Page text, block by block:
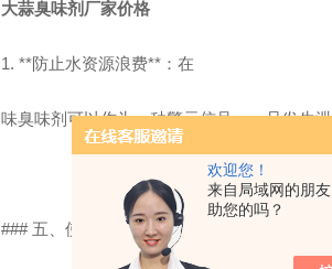
欢迎您！
来自局域网的朋
助您的吗？
大蒜臭味剂厂家价格
1. **防止水资源浪费**：在
味臭味剂可以作为一种警示信号。一旦发生
### 五、使用方法